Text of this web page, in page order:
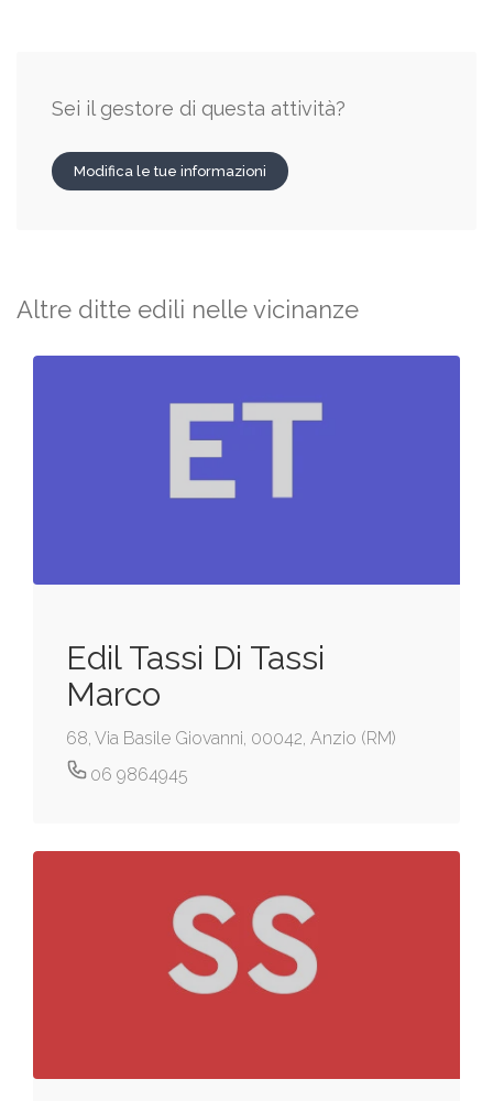
Sei il gestore di questa attività?
Modifica le tue informazioni
Altre ditte edili nelle vicinanze
Edil Tassi Di Tassi
Marco
68, Via Basile Giovanni, 00042, Anzio (RM)
06 9864945